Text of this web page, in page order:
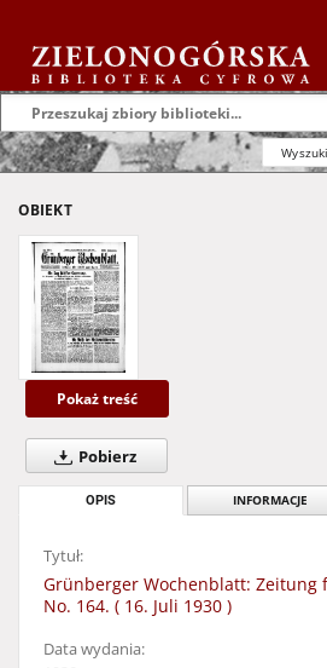
OBIEKT
Pokaż treść
Pobierz
OPIS INFORMACJE
Tytuł:
Grünberger Wochenblatt: Zeitung
No. 164. ( 16. Juli 1930 )
Data wydania: